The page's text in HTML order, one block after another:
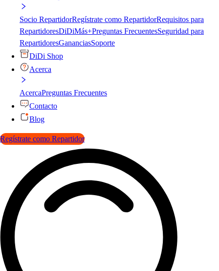
Socio RepartidorRegístrate como RepartidorRequisitos para
RepartidoresDiDiMás+Preguntas FrecuentesSeguridad para
RepartidoresGananciasSoporte
DiDi Shop
Acerca
AcercaPreguntas Frecuentes
Contacto
Blog
Regístrate como Repartidor